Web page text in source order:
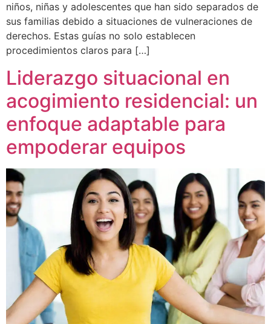
niños, niñas y adolescentes que han sido separados de
sus familias debido a situaciones de vulneraciones de
derechos. Estas guías no solo establecen
procedimientos claros para […]
Liderazgo situacional en
acogimiento residencial: un
enfoque adaptable para
empoderar equipos